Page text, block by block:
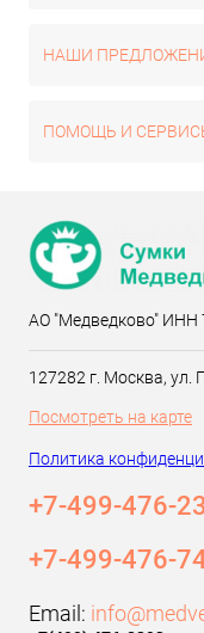
НАШИ
ПОМОЩЬ И
АО "Медведково" ИНН
127282 г. Москва, ул.
Посмотреть на карте
Политика
+7-499-476-
+7-499-476-
Email: